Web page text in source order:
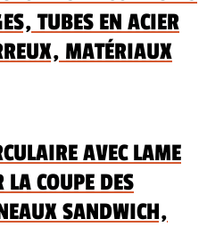
TUBES EN ACIER
MATÉRIAUX
AVEC LAME
COUPE DES
SANDWICH,